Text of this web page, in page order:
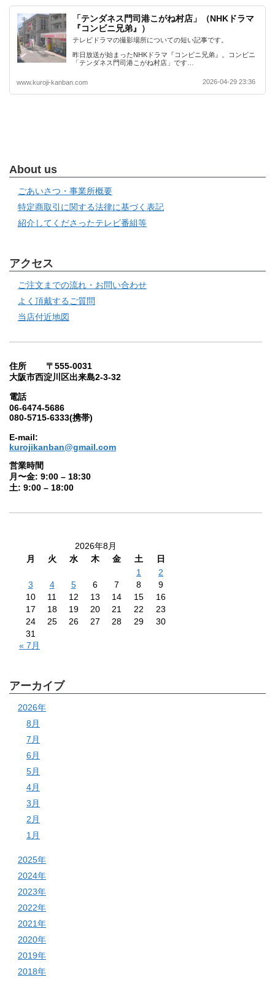
「テンダネス門司港こがね村店」（NHKドラマ
『コンビニ兄弟』）
テレビドラマの撮影場所についての短い記事です。
昨日放送が始まったNHKドラマ『コンビニ兄弟』。コンビニ
「テンダネス門司港こがね村店」です…
www.kuroji-kanban.com 2026-04-29 23:36
About us
ごあいさつ・事業所概要
特定商取引に関する法律に基づく表記
紹介してくださったテレビ番組等
アクセス
ご注文までの流れ・お問い合わせ
よく頂戴するご質問
当店付近地図
住所 〒555-0031
大阪市西淀川区出来島2-3-32
電話
06-6474-5686
080-5715-6333(携帯)
E-mail:
kurojikanban@gmail.com
営業時間
月〜金: 9:00 – 18:30
土: 9:00 – 18:00
2026年8月
月
火 水 木 金 土
日
1
2
3
4 5 6 7 8
9
10
11 12 13 14 15
16
17
18 19 20 21 22
23
24
25 26 27 28 29
30
31
« 7月
アーカイブ
2026年
8月
7月
6月
5月
4月
3月
2月
1月
2025年
2024年
2023年
2022年
2021年
2020年
2019年
2018年